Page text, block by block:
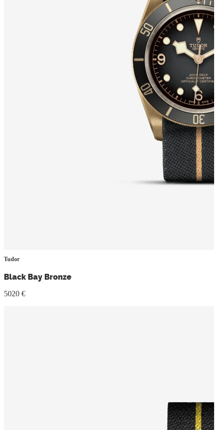
Tudor
Black Bay Bronze
5020 €